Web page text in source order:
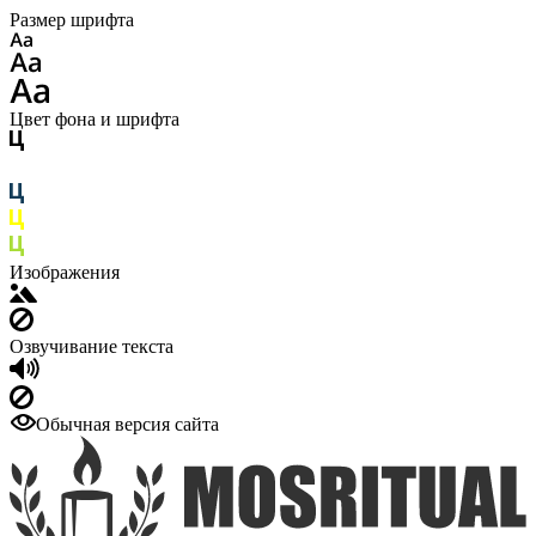
Размер шрифта
Цвет фона и шрифта
Изображения
Озвучивание текста
Обычная версия сайта